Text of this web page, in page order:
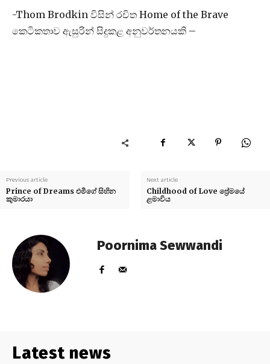
-Thom Brodkin විසින් රචිත Home of the Brave
කෙටිකතාව ඇසුරින් සිදුකළ අනුවර්තනයකි –
Previous article
Prince of Dreams එමීගේ සිහින
කුමාරයා
Next article
Childhood of Love ප්‍රේමයේ
ළමාවිය
Poornima Sewwandi
Latest news